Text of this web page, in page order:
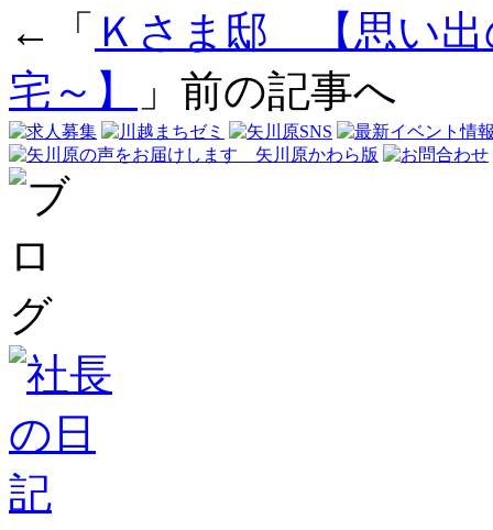
←「 Ｋさま邸＿【思い
宅～】
」前の記事へ